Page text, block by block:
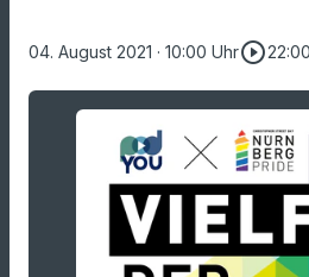
04. August 2021 · 10:00 Uhrplay_circle_outline22:00